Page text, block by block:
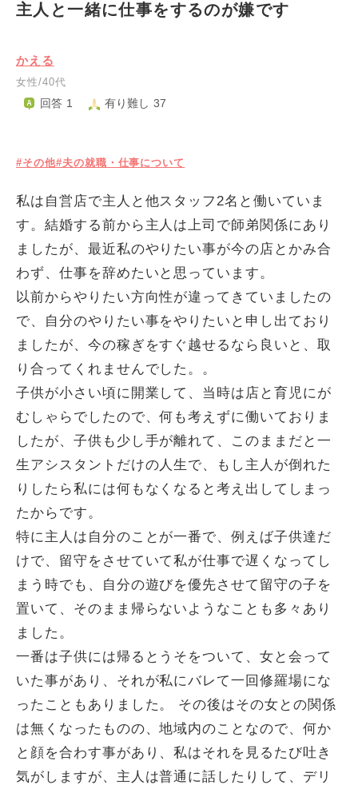
主人と一緒に仕事をするのが嫌です
かえる
女性/40代
回答 1 有り難し 37
#その他#夫の就職・仕事について
私は自営店で主人と他スタッフ2名と働いていま
す。結婚する前から主人は上司で師弟関係にあり
ましたが、最近私のやりたい事が今の店とかみ合
わず、仕事を辞めたいと思っています。
以前からやりたい方向性が違ってきていましたの
で、自分のやりたい事をやりたいと申し出ており
ましたが、今の稼ぎをすぐ越せるなら良いと、取
り合ってくれませんでした。。
子供が小さい頃に開業して、当時は店と育児にが
むしゃらでしたので、何も考えずに働いておりま
したが、子供も少し手が離れて、このままだと一
生アシスタントだけの人生で、もし主人が倒れた
りしたら私には何もなくなると考え出してしまっ
たからです。
特に主人は自分のことが一番で、例えば子供達だ
けで、留守をさせていて私が仕事で遅くなってし
まう時でも、自分の遊びを優先させて留守の子を
置いて、そのまま帰らないようなことも多々あり
ました。
一番は子供には帰るとうそをついて、女と会って
いた事があり、それが私にバレて一回修羅場にな
ったこともありました。 その後はその女との関係
は無くなったものの、地域内のことなので、何か
と顔を合わす事があり、私はそれを見るたび吐き
気がしますが、主人は普通に話したりして、デリ